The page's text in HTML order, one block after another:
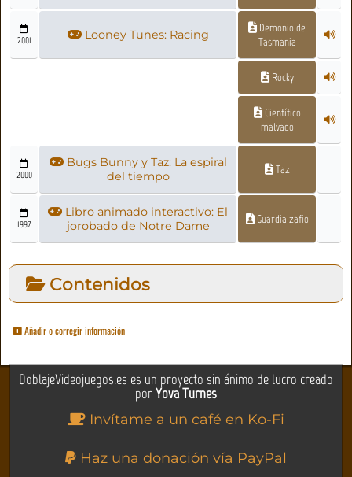
2001 Looney Tunes: Racing
Demonio de
Tasmania
Rocky
Científico
malvado
2000
Bugs Bunny y Taz: La espiral
del tiempo
Taz
1997
Libro animado interactivo: El
jorobado de Notre Dame
Guardia zafio
Contenidos
Añadir o corregir información
DoblajeVideojuegos.es es un proyecto sin ánimo de lucro creado
porYova Turnes
Invítame a un café en Ko-Fi
Haz una donación vía PayPal